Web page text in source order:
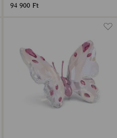
94 900 Ft